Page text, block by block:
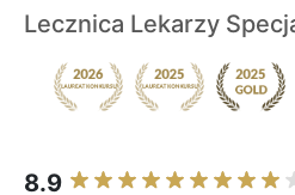
Lecznica Lekarzy
8.9